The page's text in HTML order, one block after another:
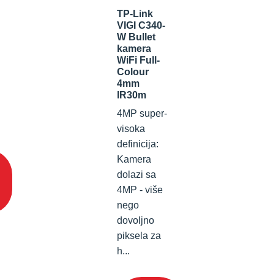
TP-Link
VIGI C340-
W Bullet
kamera
WiFi Full-
Colour
4mm
IR30m
4MP super-
visoka
definicija:
Kamera
dolazi sa
4MP - više
nego
dovoljno
piksela za
h...